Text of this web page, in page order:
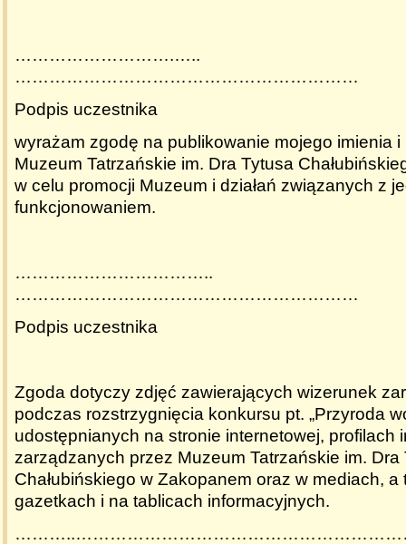
……………………….…..
……………………………………………………
Podpis uczestnika
wyrażam zgodę na publikowanie mojego imienia
Muzeum Tatrzańskie im. Dra Tytusa
w celu promocji Muzeum i działań związanych z
funkcjonowaniem.
……………………………..
……………………………………………………
Podpis uczestnika
Zgoda dotyczy zdjęć zawierających wizerunek
podczas rozstrzygnięcia konkursu pt. „Przyroda
udostępnianych na stronie internetowej, profilach
zarządzanych przez Muzeum Tatrzańskie im. Dra
Chałubińskiego w Zakopanem oraz w mediach, a
gazetkach i na tablicach informacyjnych.